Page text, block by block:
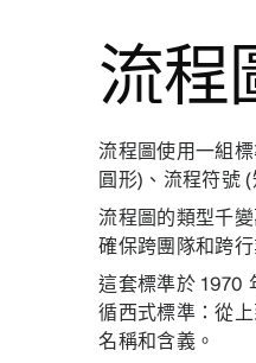
流程
流程圖使用一組
圓形)、流程符號
流程圖的類型千
確保跨團隊和跨行
這套標準於 1970
循西式標準：從
名稱和含義。